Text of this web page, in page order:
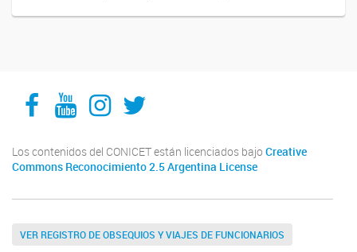
Facebook
YouTube
Instagram
Twitter
Los contenidos del CONICET están licenciados bajo Creative
Commons Reconocimiento 2.5 Argentina License
VER REGISTRO DE OBSEQUIOS Y VIAJES DE FUNCIONARIOS